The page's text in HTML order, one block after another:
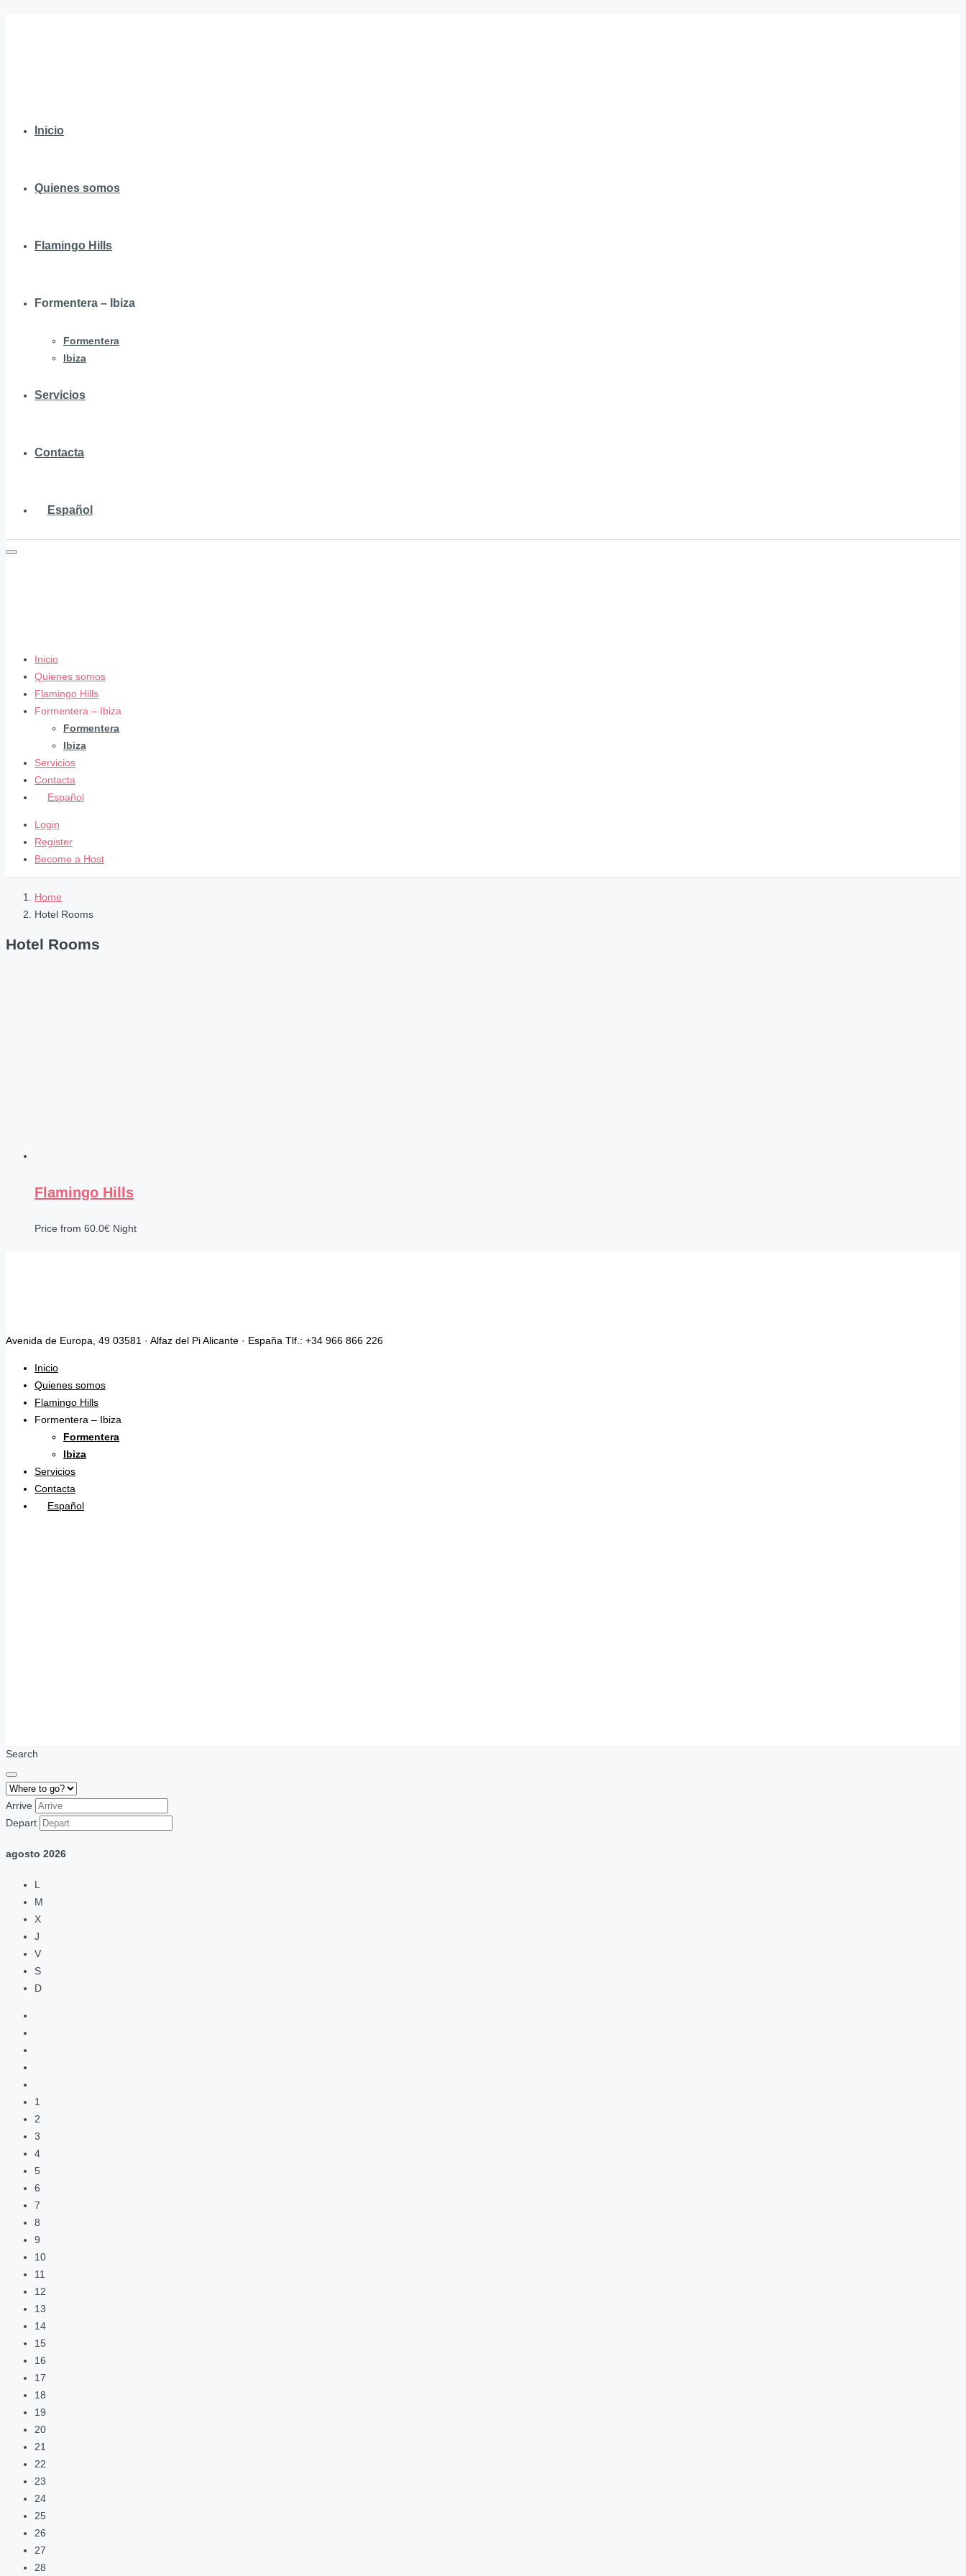
Inicio
Quienes somos
Flamingo Hills
Formentera – Ibiza
Formentera
Ibiza
Servicios
Contacta
Español
Inicio
Quienes somos
Flamingo Hills
Formentera – Ibiza
Formentera
Ibiza
Servicios
Contacta
Español
Login
Register
Become a Host
Home
Hotel Rooms
Hotel Rooms
Flamingo Hills
Price from 60.0€ Night
Avenida de Europa, 49 03581 · Alfaz del Pi Alicante · España Tlf.: +34 966 866 226
Inicio
Quienes somos
Flamingo Hills
Formentera – Ibiza
Formentera
Ibiza
Servicios
Contacta
Español
Search
Arrive
Depart
agosto 2026
L
M
X
J
V
S
D
1
2
3
4
5
6
7
8
9
10
11
12
13
14
15
16
17
18
19
20
21
22
23
24
25
26
27
28